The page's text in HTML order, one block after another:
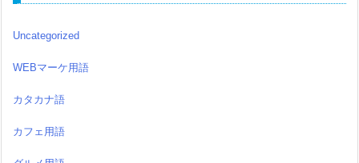
Uncategorized
WEBマーケ用語
カタカナ語
カフェ用語